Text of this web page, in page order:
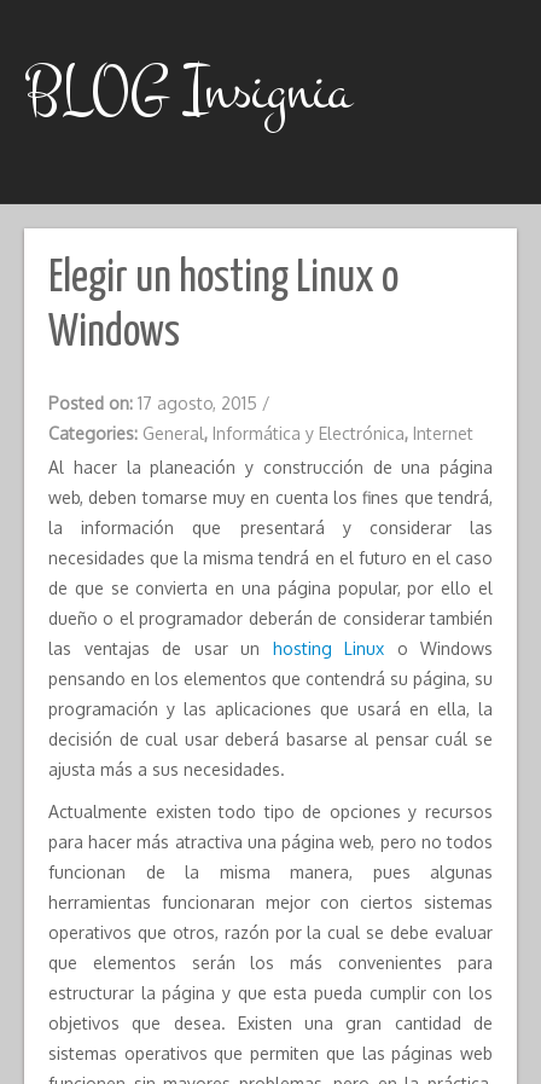
contentBLOG Insignia
Elegir un hosting Linux o
Windows
Posted on: 17 agosto, 2015 /
Categories: General, Informática y Electrónica, Internet
Al hacer la planeación y construcción de una página
web, deben tomarse muy en cuenta los fines que tendrá,
la información que presentará y considerar las
necesidades que la misma tendrá en el futuro en el caso
de que se convierta en una página popular, por ello el
dueño o el programador deberán de considerar también
las ventajas de usar un hosting Linux o Windows
pensando en los elementos que contendrá su página, su
programación y las aplicaciones que usará en ella, la
decisión de cual usar deberá basarse al pensar cuál se
ajusta más a sus necesidades.
Actualmente existen todo tipo de opciones y recursos
para hacer más atractiva una página web, pero no todos
funcionan de la misma manera, pues algunas
herramientas funcionaran mejor con ciertos sistemas
operativos que otros, razón por la cual se debe evaluar
que elementos serán los más convenientes para
estructurar la página y que esta pueda cumplir con los
objetivos que desea. Existen una gran cantidad de
sistemas operativos que permiten que las páginas web